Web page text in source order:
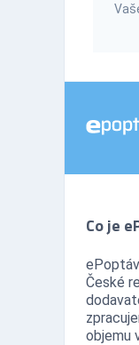
Co je
České
objemu